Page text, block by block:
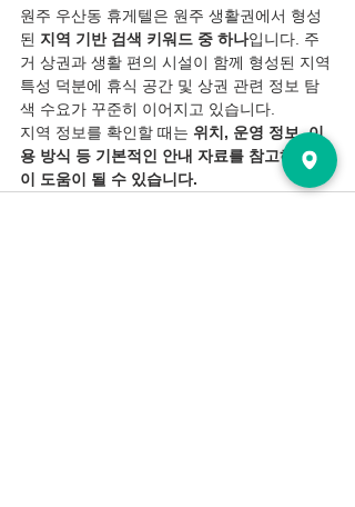
원주 우산동 휴게텔은 원주 생활권에서 형성
된 지역 기반 검색 키워드 중 하나입니다. 주
거 상권과 생활 편의 시설이 함께 형성된 지역
특성 덕분에 휴식 공간 및 상권 관련 정보 탐
색 수요가 꾸준히 이어지고 있습니다.
지역 정보를 확인할 때는 위치, 운영 정보, 이
용 방식 등 기본적인 안내 자료를 참고하는 것
이 도움이 될 수 있습니다.